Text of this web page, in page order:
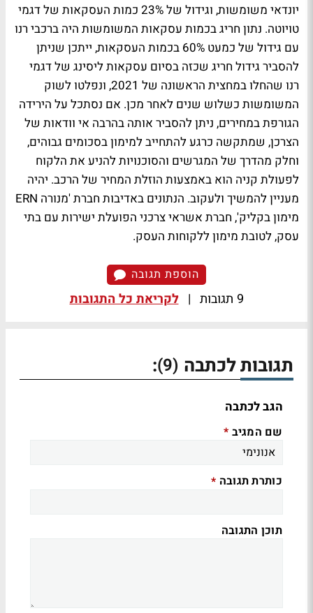
יונדאי משומשות, וגידול של 23% כמות העסקאות של דגמי
טויוטה. נתון חריג בכמות עסקאות המשומשות היה ברכבי רנו
עם גידול של כמעט 60% בכמות העסקאות, ייתכן שניתן
להסביר גידול חריג שכזה בסיום עסקאות ליסינג של דגמי
רנו שהחלו במחצית הראשונה של 2021, ונפלטו לשוק
המשומשות כשלוש שנים לאחר מכן. אם נסתכל על הירידה
הגורפת במחירים, ניתן להסביר אותה בהרבה אי וודאות של
הצרכן, שמתקשה כרגע להתחייב למימון בסכומים גבוהים,
וחלק מהדרך של המגרשים והסוכנויות להניע את הלקוח
לפעולת קניה הוא באמצעות הוזלת המחיר של הרכב. יהיה
מעניין להמשיך ולעקוב. הנתונים באדיבות חברת 'מנורה ERN
מימון בקליק', חברת אשראי צרכני הפועלת ישירות עם בתי
עסק, לטובת מימון ללקוחות העסק.
הוספת תגובה
9 תגובות | לקריאת כל התגובות
תגובות לכתבה (9)
:
הגב לכתבה
שם המגיב *
כותרת תגובה *
תוכן התגובה